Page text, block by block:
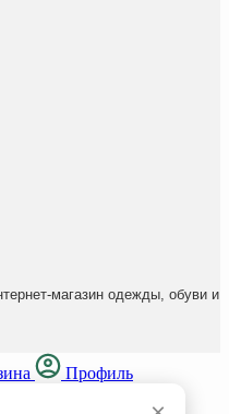
магазин одежды, обуви и
Профиль